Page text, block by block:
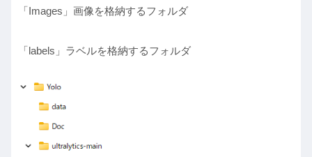
「Images」画像を格納するフォルダ
「labels」ラベルを格納するフォルダ